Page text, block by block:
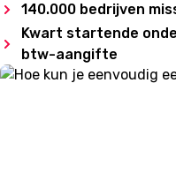
140.000 bedrijven
Kwart startende
btw-aangifte